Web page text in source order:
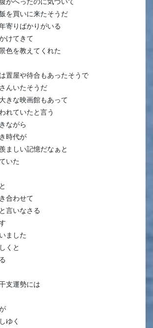
を買いに来たそうだ
寄りばかりがいる
けてきて
色を教えてくれた
置屋や待合もあったそうで
んいたそうだ
きな映画館もあって
れていたと言う
ながら
時代が
ましい記憶だなぁと
いた
合わせて
言いなさる
ました
くと
支運勢には
ゆく